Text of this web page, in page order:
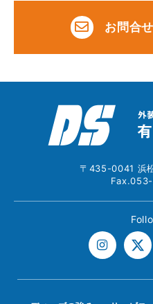
お問合
〒435-0041 浜